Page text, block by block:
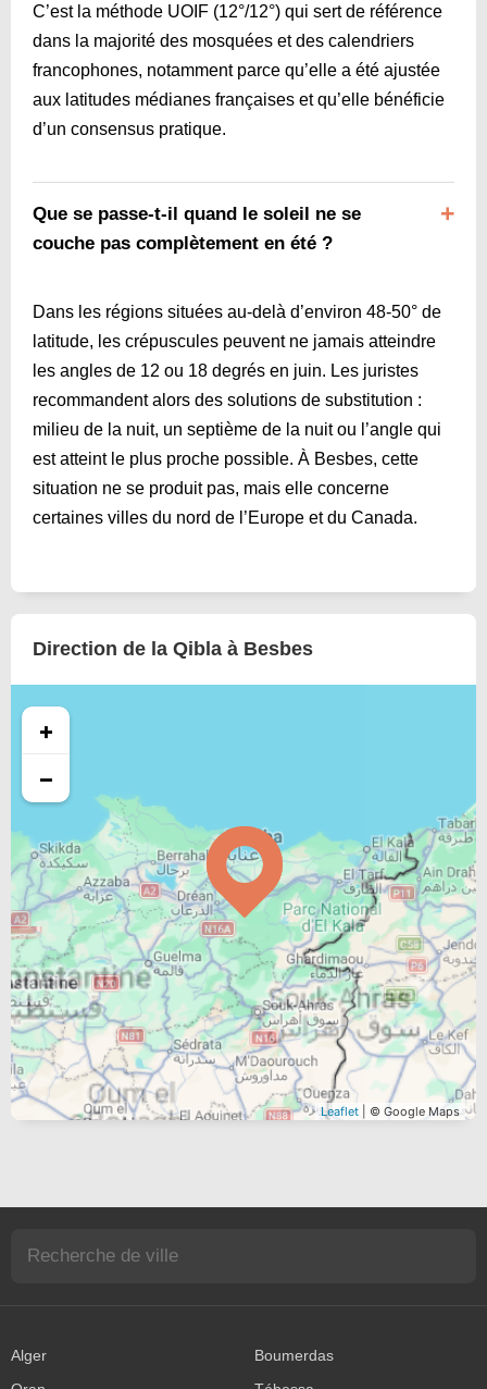
C’est la méthode UOIF (12°/12°) qui sert de référence
dans la majorité des mosquées et des calendriers
francophones, notamment parce qu’elle a été ajustée
aux latitudes médianes françaises et qu’elle bénéficie
d’un consensus pratique.
Que se passe-t-il quand le soleil ne se
couche pas complètement en été ?
Dans les régions situées au-delà d’environ 48-50° de
latitude, les crépuscules peuvent ne jamais atteindre
les angles de 12 ou 18 degrés en juin. Les juristes
recommandent alors des solutions de substitution :
milieu de la nuit, un septième de la nuit ou l’angle qui
est atteint le plus proche possible. À Besbes, cette
situation ne se produit pas, mais elle concerne
certaines villes du nord de l’Europe et du Canada.
Direction de la Qibla à Besbes
+
−
Leaflet | © Google Maps
Alger
Boumerdas